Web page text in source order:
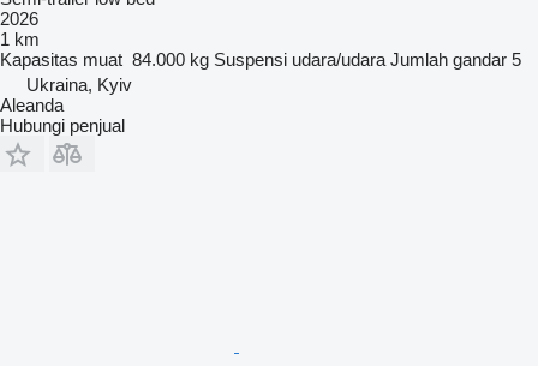
2026
1 km
Kapasitas muat 84.000 kg Suspensi udara/udara Jumlah gandar 5
Ukraina, Kyiv
Aleanda
Hubungi penjual